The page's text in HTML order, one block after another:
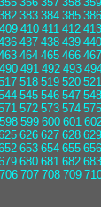
383 384 385 386
409 410 411 412 413
437 438 439 440
464 465 466 467
490 491 492 493
518 519 520 521
545 546 547 548
572 573 574 575
598 599 600 601
626 627 628 629
653 654 655 656
680 681 682 683
706 707 708 709